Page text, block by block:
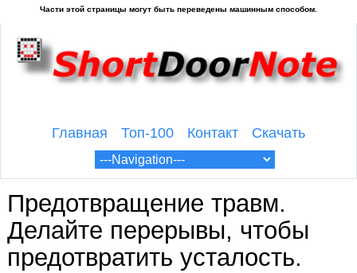
Главная Топ-100 Контакт Скачать
Предотвращение травм.
Делайте перерывы, чтобы
предотвратить усталость.